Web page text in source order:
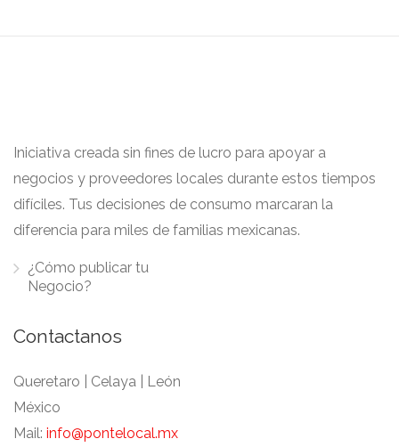
Iniciativa creada sin fines de lucro para apoyar a
negocios y proveedores locales durante estos tiempos
difíciles. Tus decisiones de consumo marcaran la
diferencia para miles de familias mexicanas.
¿Cómo publicar tu
Negocio?
Contactanos
Queretaro | Celaya | León
México
Mail: info@pontelocal.mx